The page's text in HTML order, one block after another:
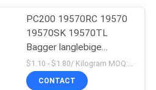
PC200 19570RC 19570
19570SK 19570TL
Bagger langlebige
Eimerzähne für Komatsu$1.10 - $1.80/ Kilogram MOQ:100 Kilogramm/Kilogramm
CONTACT